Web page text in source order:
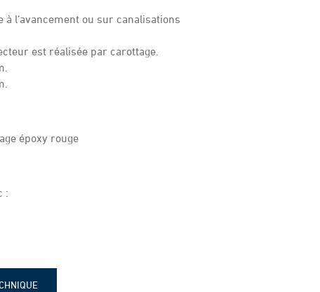
à l’avancement ou sur canalisations
est réalisée par carottage.
époxy rouge
: